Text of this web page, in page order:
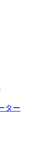
ター